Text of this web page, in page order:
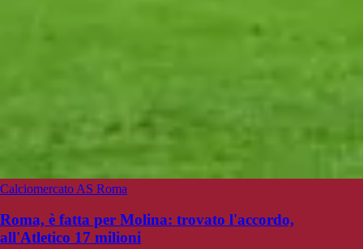
Calciomercato AS Roma
Roma, è fatta per Molina: trovato l'accordo,
all'Atletico 17 milioni